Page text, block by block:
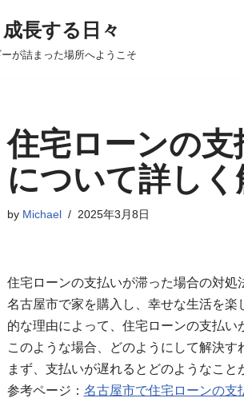
長する日々
が詰まった場所へようこそ
住宅ローンの
について詳し
by Michael 2025年3月8日
住宅ローンの支払いが滞った場合の対処
名古屋市で家を購入し、幸せな生活を
的な理由によって、住宅ローンの支払い
このような場合、どのようにして解決す
まず、支払いが遅れるとどのようなこと
参考ページ： 名古屋市で住宅ローンの支